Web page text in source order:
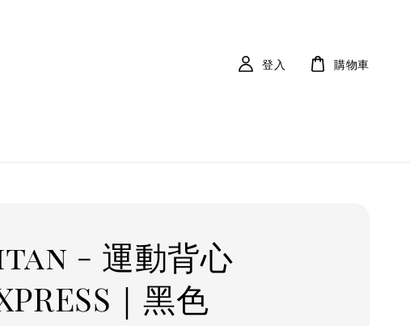
登入 購物車
- 運動背心
｜黑色